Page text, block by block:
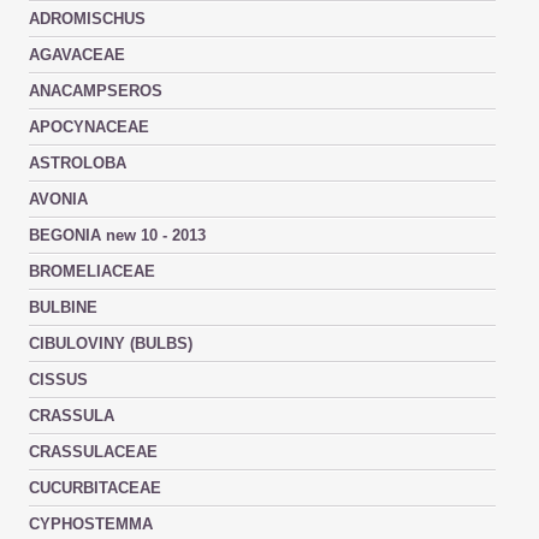
ADROMISCHUS
AGAVACEAE
ANACAMPSEROS
APOCYNACEAE
ASTROLOBA
AVONIA
BEGONIA new 10 - 2013
BROMELIACEAE
BULBINE
CIBULOVINY (BULBS)
CISSUS
CRASSULA
CRASSULACEAE
CUCURBITACEAE
CYPHOSTEMMA